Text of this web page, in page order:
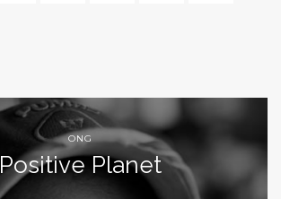
ONG
Positive Planet